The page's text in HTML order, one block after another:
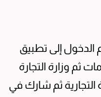
الدخول إلى تطبيق
ثم وزارة التجارة
التجارية ثم شارك في